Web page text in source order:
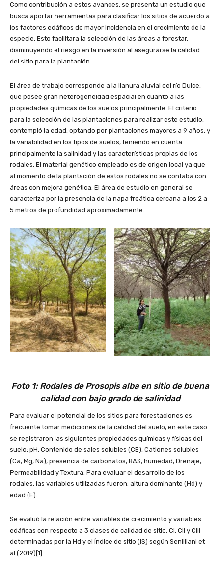
Como contribución a estos avances, se presenta un estudio que
busca aportar herramientas para clasificar los sitios de acuerdo a
los factores edáficos de mayor incidencia en el crecimiento de la
especie. Esto facilitara la selección de las áreas a forestar,
disminuyendo el riesgo en la inversión al asegurarse la calidad
del sitio para la plantación.
El área de trabajo corresponde a la llanura aluvial del río Dulce,
que posee gran heterogeneidad espacial en cuanto a las
propiedades químicas de los suelos principalmente. El criterio
para la selección de las plantaciones para realizar este estudio,
contempló la edad, optando por plantaciones mayores a 9 años, y
la variabilidad en los tipos de suelos, teniendo en cuenta
principalmente la salinidad y las características propias de los
rodales. El material genético empleado es de origen local ya que
al momento de la plantación de estos rodales no se contaba con
áreas con mejora genética. El área de estudio en general se
caracteriza por la presencia de la napa freática cercana a los 2 a
5 metros de profundidad aproximadamente.
Foto 1: Rodales de Prosopis alba en sitio de buena
calidad con bajo grado de salinidad
Para evaluar el potencial de los sitios para forestaciones es
frecuente tomar mediciones de la calidad del suelo, en este caso
se registraron las siguientes propiedades químicas y físicas del
suelo: pH, Contenido de sales solubles (CE), Cationes solubles
(Ca, Mg, Na), presencia de carbonatos, RAS, humedad, Drenaje,
Permeabilidad y Textura. Para evaluar el desarrollo de los
rodales, las variables utilizadas fueron: altura dominante (Hd) y
edad (E).
Se evaluó la relación entre variables de crecimiento y variables
edáficas con respecto a 3 clases de calidad de sitio, CI, CII y CIII
determinadas por la Hd y el Índice de sitio (IS) según Senilliani et
al (2019)[1].